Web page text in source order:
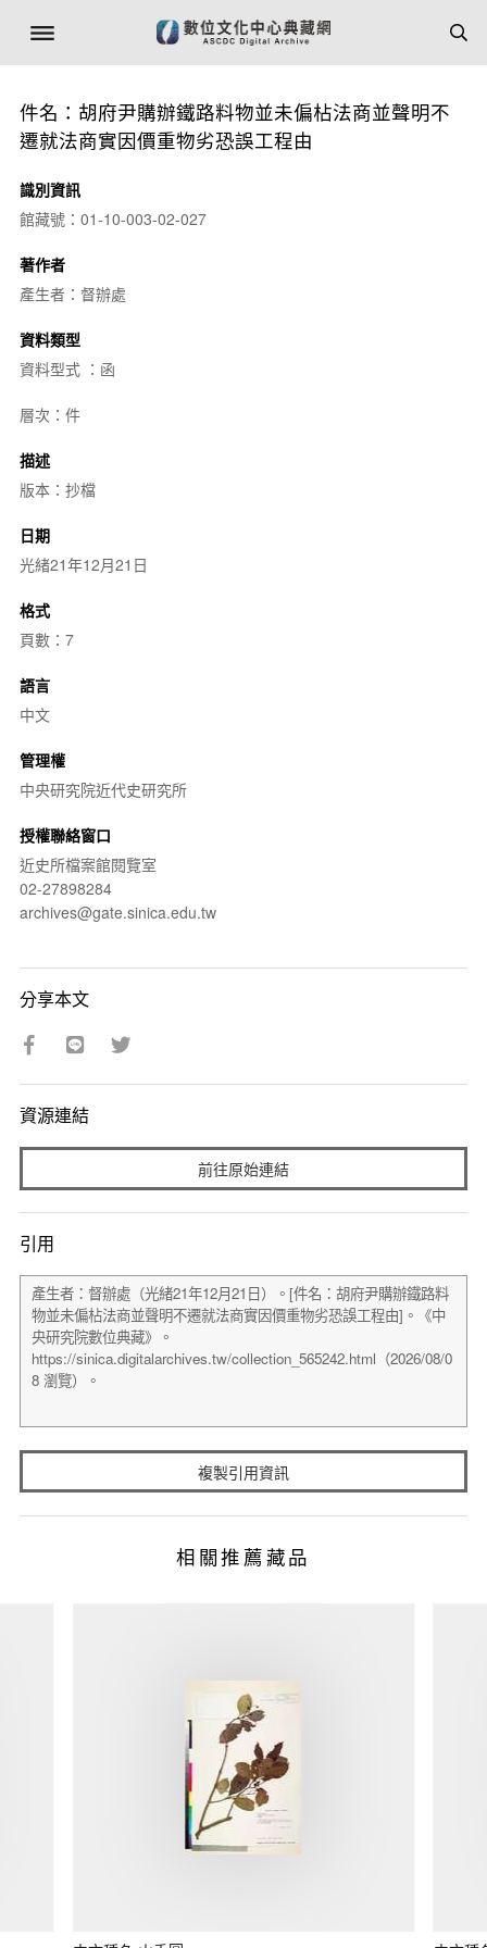
件名：胡府尹購辦鐵路料物並未偏枮法商並聲明不
遷就法商實因價重物劣恐誤工程由
識別資訊
館藏號：01-10-003-02-027
著作者
產生者：督辦處
資料類型
資料型式 ：函
層次：件
描述
版本：抄檔
日期
光緒21年12月21日
格式
頁數：7
語言
中文
管理權
中央研究院近代史研究所
授權聯絡窗口
近史所檔案館閱覽室
02-27898284
archives@gate.sinica.edu.tw
分享本文
資源連結
前往原始連結
引用
複製引用資訊
相關推薦藏品